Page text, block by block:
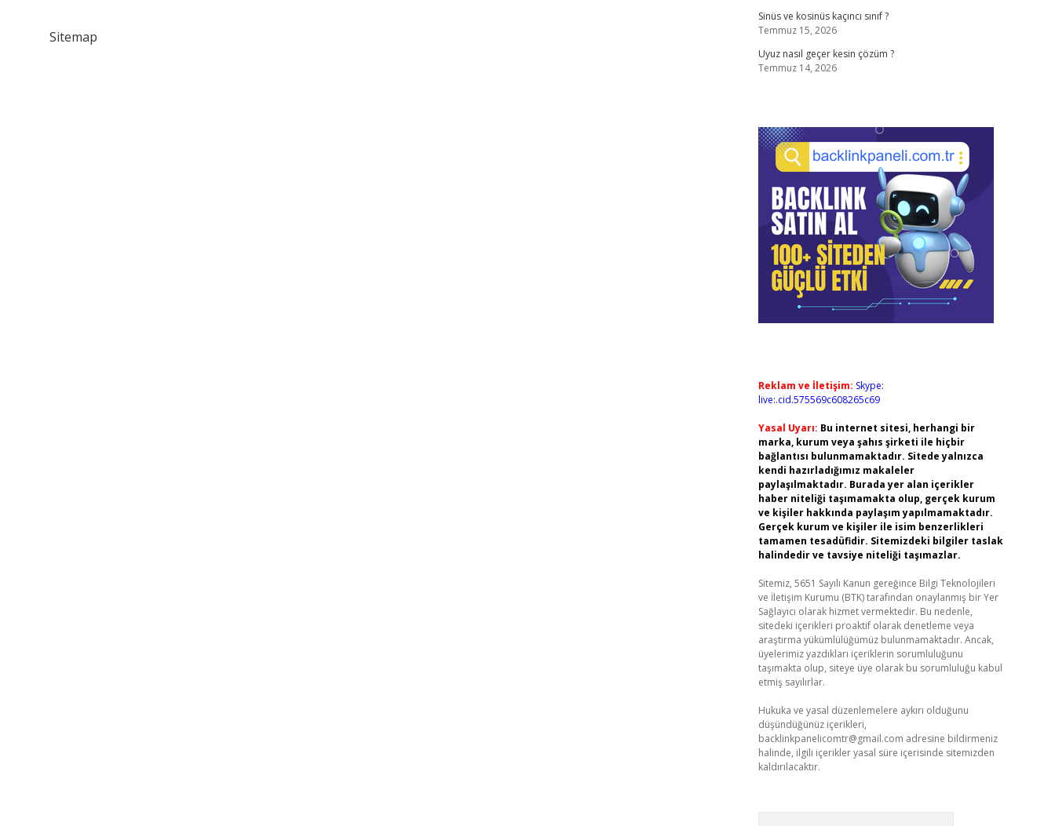
Sitemap
Sinüs ve kosinüs kaçıncı sınıf ?
Temmuz 15, 2026
Uyuz nasıl geçer kesin çözüm ?
Temmuz 14, 2026
Reklam ve İletişim: Skype:
live:.cid.575569c608265c69
Yasal Uyarı: Bu internet sitesi, herhangi bir
marka, kurum veya şahıs şirketi ile hiçbir
bağlantısı bulunmamaktadır. Sitede yalnızca
kendi hazırladığımız makaleler
paylaşılmaktadır. Burada yer alan içerikler
haber niteliği taşımamakta olup, gerçek kurum
ve kişiler hakkında paylaşım yapılmamaktadır.
Gerçek kurum ve kişiler ile isim benzerlikleri
tamamen tesadüfidir. Sitemizdeki bilgiler taslak
halindedir ve tavsiye niteliği taşımazlar.
Sitemiz, 5651 Sayılı Kanun gereğince Bilgi Teknolojileri
ve İletişim Kurumu (BTK) tarafından onaylanmış bir Yer
Sağlayıcı olarak hizmet vermektedir. Bu nedenle,
sitedeki içerikleri proaktif olarak denetleme veya
araştırma yükümlülüğümüz bulunmamaktadır. Ancak,
üyelerimiz yazdıkları içeriklerin sorumluluğunu
taşımakta olup, siteye üye olarak bu sorumluluğu kabul
etmiş sayılırlar.
Hukuka ve yasal düzenlemelere aykırı olduğunu
düşündüğünüz içerikleri,
backlinkpanelicomtr@gmail.com adresine bildirmeniz
halinde, ilgili içerikler yasal süre içerisinde sitemizden
kaldırılacaktır.